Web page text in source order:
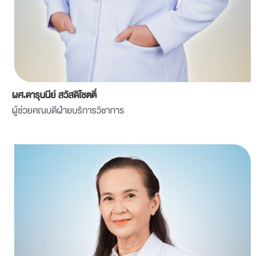
ผศ.ดารุนนีย์ สวัสดิโชตติ์
ผู้ช่วยคณบดีฝ่ายบริการวิชาการ